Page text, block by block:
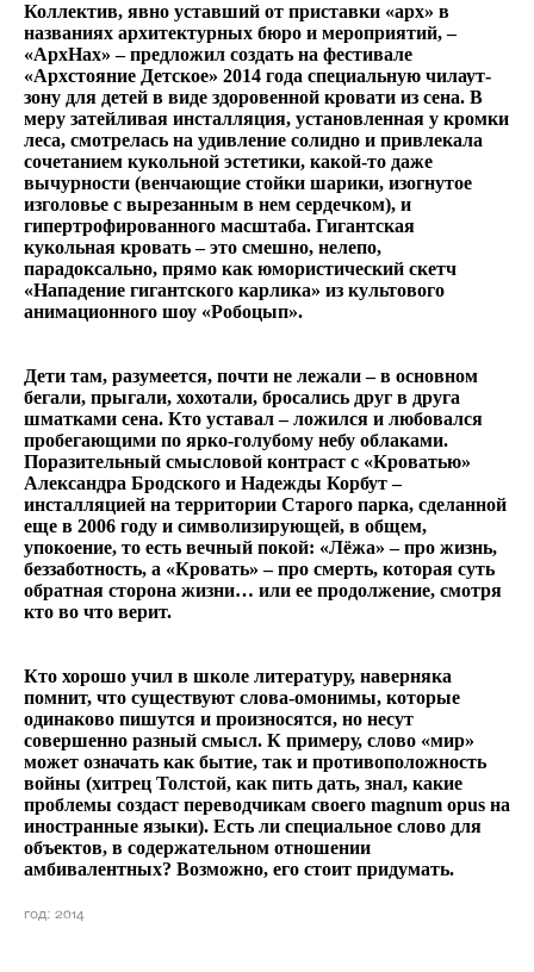
Коллектив, явно уставший от приставки «арх» в
названиях архитектурных бюро и мероприятий, –
«АрхНах» – предложил создать на фестивале
«Архстояние Детское» 2014 года специальную чилаут-
зону для детей в виде здоровенной кровати из сена. В
меру затейливая инсталляция, установленная у кромки
леса, смотрелась на удивление солидно и привлекала
сочетанием кукольной эстетики, какой-то даже
вычурности (венчающие стойки шарики, изогнутое
изголовье с вырезанным в нем сердечком), и
гипертрофированного масштаба. Гигантская
кукольная кровать – это смешно, нелепо,
парадоксально, прямо как юмористический скетч
«Нападение гигантского карлика» из культового
анимационного шоу «Робоцып».
Дети там, разумеется, почти не лежали – в основном
бегали, прыгали, хохотали, бросались друг в друга
шматками сена. Кто уставал – ложился и любовался
пробегающими по ярко-голубому небу облаками.
Поразительный смысловой контраст с «Кроватью»
Александра Бродского и Надежды Корбут –
инсталляцией на территории Старого парка, сделанной
еще в 2006 году и символизирующей, в общем,
упокоение, то есть вечный покой: «Лёжа» – про жизнь,
беззаботность, а «Кровать» – про смерть, которая суть
обратная сторона жизни… или ее продолжение, смотря
кто во что верит.
Кто хорошо учил в школе литературу, наверняка
помнит, что существуют слова-омонимы, которые
одинаково пишутся и произносятся, но несут
совершенно разный смысл. К примеру, слово «мир»
может означать как бытие, так и противоположность
войны (хитрец Толстой, как пить дать, знал, какие
проблемы создаст переводчикам своего magnum opus на
иностранные языки). Есть ли специальное слово для
объектов, в содержательном отношении
амбивалентных? Возможно, его стоит придумать.
год: 2014